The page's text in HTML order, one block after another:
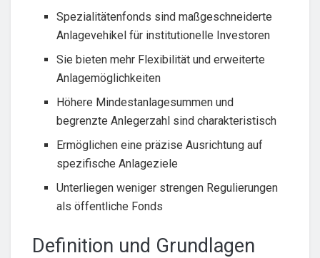
Spezialitätenfonds sind maßgeschneiderte
Anlagevehikel für institutionelle Investoren
Sie bieten mehr Flexibilität und erweiterte
Anlagemöglichkeiten
Höhere Mindestanlagesummen und
begrenzte Anlegerzahl sind charakteristisch
Ermöglichen eine präzise Ausrichtung auf
spezifische Anlageziele
Unterliegen weniger strengen Regulierungen
als öffentliche Fonds
Definition und Grundlagen